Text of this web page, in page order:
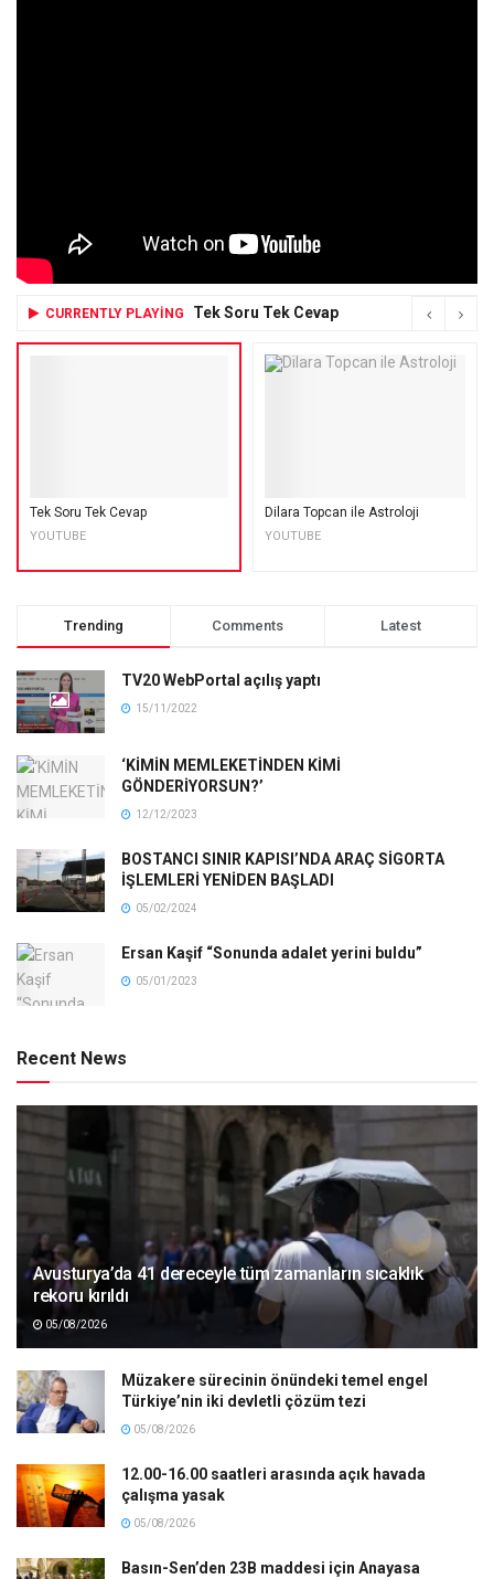
CURRENTLY PLAYING Tek Soru Tek Cevap
Tek Soru Tek Cevap
YOUTUBE
Dilara Topcan ile Astroloji
YOUTUBE
Trending Comments Latest
TV20 WebPortal açılış yaptı
15/11/2022
‘KİMİN MEMLEKETİNDEN KİMİ
GÖNDERİYORSUN?’
12/12/2023
BOSTANCI SINIR KAPISI’NDA ARAÇ SİGORTA
İŞLEMLERİ YENİDEN BAŞLADI
05/02/2024
Ersan Kaşif “Sonunda adalet yerini buldu”
05/01/2023
Recent News
Avusturya’da 41 dereceyle tüm zamanların sıcaklık
rekoru kırıldı
05/08/2026
Müzakere sürecinin önündeki temel engel
Türkiye’nin iki devletli çözüm tezi
05/08/2026
12.00-16.00 saatleri arasında açık havada
çalışma yasak
05/08/2026
Basın-Sen’den 23B maddesi için Anayasa